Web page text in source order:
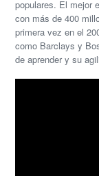
populares. El mejor
con más de 400
primera vez en el
como Barclays y
de aprender y su